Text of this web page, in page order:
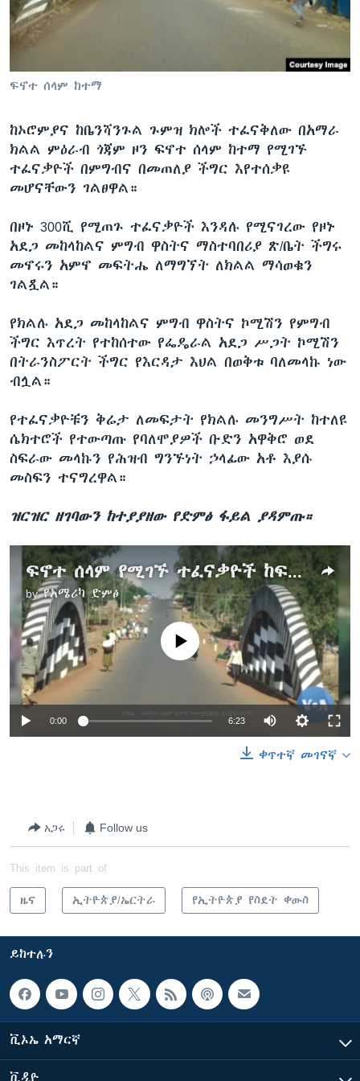
ፍኖተ ሰላም ከተማ
ከኦሮምያና ከቤንሻንጉል ጉምዝ ክሎች ተፈናቅለው በአማራ
ክልል ምዕራብ ጎጃም ዞን ፍኖተ ሰላም ከተማ የሚገኙ
ተፈናቃዮች በምግብና በመጠለያ ችግር እየተሰቃዩ
መሆናቸውን ገልፀዋል።
በዞኑ 300ሺ የሚጠጉ ተፈናቃዮች እንዳሉ የሚናገረው የዞኑ
አደጋ መከላከልና ምግብ ዋስትና ማስተባበሪያ ጽ/ቤት ችግሩ
መኖሩን አምኖ መፍትሔ ለማግኘት ለክልል ማሳወቁን
ገልጿል።
የክልሉ አደጋ መከላከልና ምግብ ዋስትና ኮሚሽን የምግብ
ችግር እጥረት የተከሰተው የፌዴራል አደጋ ሥጋት ኮሚሽን
በትራንስፖርት ችግር የእርዳታ እህል በወቅቱ ባለመላኩ ነው
ብሏል።
የተፈናቃዮቹን ቅሬታ ለመፍታት የክልሉ መንግሥት ከተለዩ
ሴክተሮች የተውጣጡ የባለሞያዎች ቡድን አዋቅሮ ወደ
ስፍራው መላኩን የሕዝብ ግንኙነት ኃላፊው አቶ እያሱ
መስፍን ተናግረዋል።
ዝርዝር ዘገባውን ከተያያዘው የድምፅ ፋይል ያዳምጡ።
ፍኖተ ሰላም የሚገኙ ተፈናቃዮች ከፍተኛ ችግር ላይ መሆናቸውን ገለፁ
byየአሜሪካ ድምፅ
No media source currently available
0:00 6:23
ቀጥተኛ መገናኛ
አጋሩ Follow us
This item is part of
ዜና ኢትዮጵያ/ኤርትራ የኢትዮጵያ የስደት ቀውስ
ይከተሉን
ቪኦኤ አማርኛ
ቪዲዮ